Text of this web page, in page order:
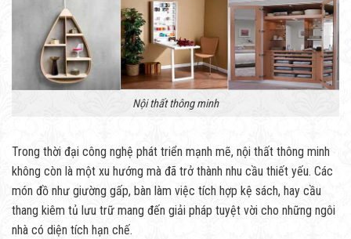
Nội thất thông minh
Trong thời đại công nghệ phát triển mạnh mẽ, nội thất thông minh
không còn là một xu hướng mà đã trở thành nhu cầu thiết yếu. Các
món đồ như giường gấp, bàn làm việc tích hợp kệ sách, hay cầu
thang kiêm tủ lưu trữ mang đến giải pháp tuyệt vời cho những ngôi
nhà có diện tích hạn chế.